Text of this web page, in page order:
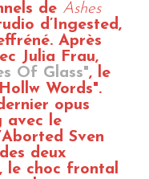
de Ashes
d’Ingested,
Après
Julia Frau,
Of Glass", le
Words".
opus
avec le
Sven
deux
le choc frontal